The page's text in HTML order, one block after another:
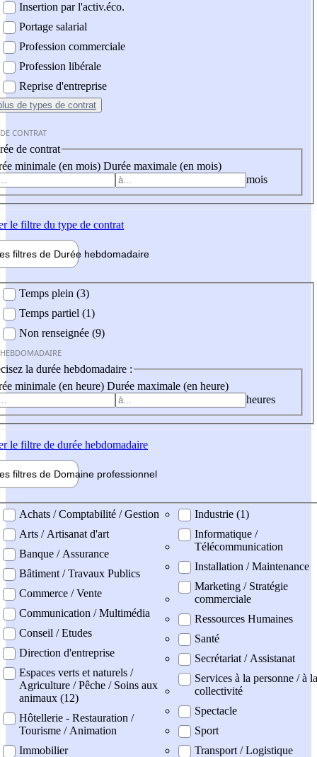
Insertion par l'activ.éco.
Portage salarial
Profession commerciale
Profession libérale
Reprise d'entreprise
de types de contrat
CONTRAT
de contrat
minimale (en mois) Durée maximale (en mois)
mois
le filtre du type de contrat
filtres de Durée hebdomadaire
Temps plein (3)
Temps partiel (1)
Non renseignée (9)
la durée hebdomadaire :
minimale (en heure) Durée maximale (en heure)
heures
le filtre de durée hebdomadaire
filtres de Domaine professionnel
professionel
Achats / Comptabilité / Gestion
Arts / Artisanat d'art
Banque / Assurance
Bâtiment / Travaux Publics
Commerce / Vente
Communication / Multimédia
Conseil / Etudes
Direction d'entreprise
Espaces verts et naturels /
Agriculture / Pêche / Soins aux
animaux (12)
Hôtellerie - Restauration /
Tourisme / Animation
Immobilier
Industrie (1)
Informatique /
Télécommunication
Installation / Maintenance
Marketing / Stratégie
commerciale
Ressources Humaines
Santé
Secrétariat / Assistanat
Services à la personne / à la
collectivité
Spectacle
Sport
Transport / Logistique